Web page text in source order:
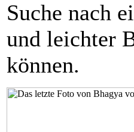
Suche nach
und leichter
können.